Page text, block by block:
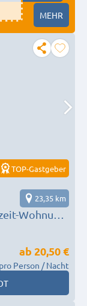
MEHR
TOP-Gastgeber
Wohnung
23,35 km
ab 20,50 €
pro Person / Nacht